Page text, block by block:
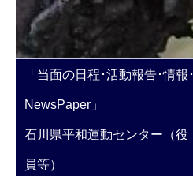
「当面の日程･活動報告･情報･
NewsPaper」
石川県平和運動センター（役
員等）